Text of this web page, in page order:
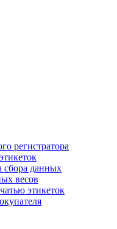
регистратора
сбора данных
весов
этикеток